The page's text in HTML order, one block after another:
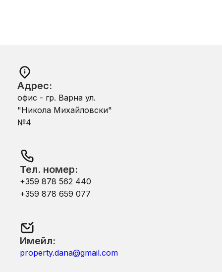
Адрес:
офис - гр. Варна ул.
"Никола Михайловски"
№4
Тел. номер:
+359 878 562 440
+359 878 659 077
Имейл:
property.dana@gmail.com